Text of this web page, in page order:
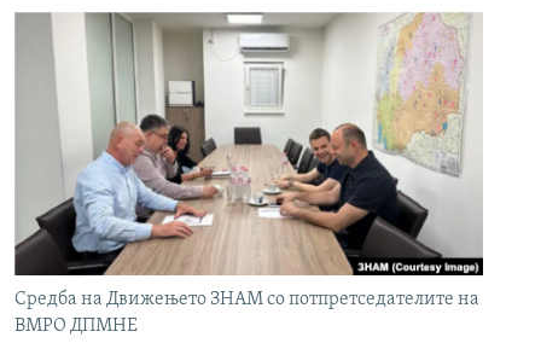
на
пребарување
ПРИЈАВИ СЕ ЗА ЊУЗЛЕТЕР
ПОДКАСТ ЗОШТО?
РСЕ веб страници
Средба на Движењето ЗНАМ со потпретседателите на
ВМРО ДПМНЕ